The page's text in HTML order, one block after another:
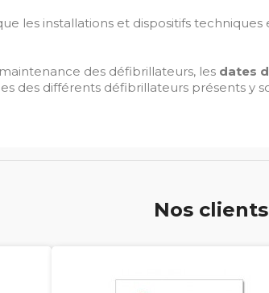
les installations et dispositifs
des défibrillateurs, les dates
des différents défibrillateurs présents y
Nos